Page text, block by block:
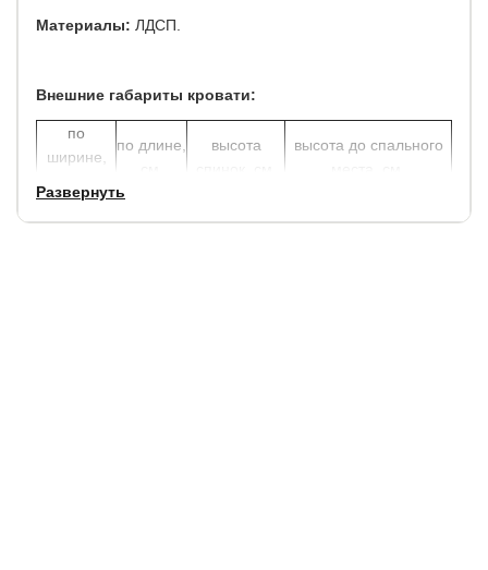
Материалы: ЛДСП.
Внешние габариты кровати:
по
ширине,
по длине,
высота
высота до спального
+ 3
Развернуть